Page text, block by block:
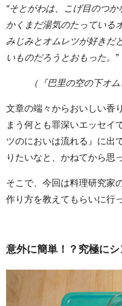
“そとがわは、こげ目のつ
かくまだ湯気のたっている
みじみとオムレツが好きだ
いものだろうとおもった。”
（『巴里の空の下オ
文章の端々からおいしい香
まう何とも罪深いエッセイ
ツのにおいは流れる』に出
りたいなと、かねてから思
そこで、今回は料理研究家
作り方を教えてもらいに行
意外に簡単！？究極に